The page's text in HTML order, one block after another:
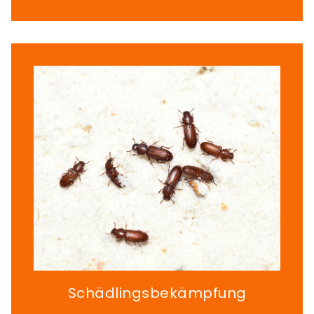
Schädlingsbekämpfung